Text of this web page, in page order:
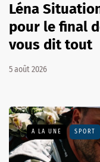
Léna
pour le final
vous dit tout
5 août 2026
A LA UNE SPORT